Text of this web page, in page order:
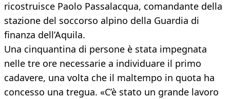
ricostruisce Paolo Passalacqua, comandante della
stazione del soccorso alpino della Guardia di
finanza dell’Aquila.
Una cinquantina di persone è stata impegnata
nelle tre ore necessarie a individuare il primo
cadavere, una volta che il maltempo in quota ha
concesso una tregua. «C’è stato un grande lavoro